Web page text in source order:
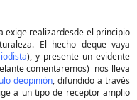
exige realizardesde el principio
El hecho deque vaya
), y presente un evidente
comentaremos) nos lleva
deopinión, difundido a través
a un tipo de receptor amplio